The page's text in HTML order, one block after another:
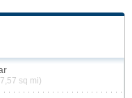
sq mi)